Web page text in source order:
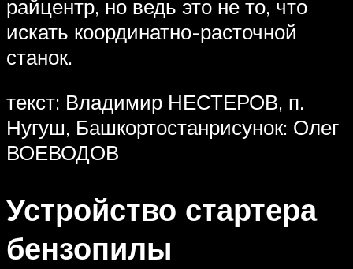
райцентр, но ведь это не то, что
искать координатно-расточной
станок.
текст: Владимир НЕСТЕРОВ, п.
Нугуш, Башкортостанрисунок: Олег
ВОЕВОДОВ
Устройство стартера
бензопилы